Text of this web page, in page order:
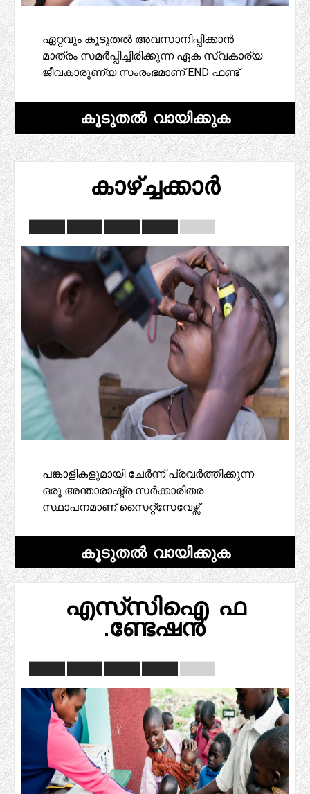
ഏറ്റവും കൂടുതൽ അവസാനിപ്പിക്കാൻ
മാത്രം സമർപ്പിച്ചിരിക്കുന്ന ഏക സ്വകാര്യ
ജീവകാരുണ്യ സംരംഭമാണ് END ഫണ്ട്
കൂടുതൽ വായിക്കുക
കാഴ്ച്ചക്കാർ
പങ്കാളികളുമായി ചേർന്ന് പ്രവർത്തിക്കുന്ന
ഒരു അന്താരാഷ്ട്ര സർക്കാരിതര
സ്ഥാപനമാണ് സൈറ്റ്സേവേഴ്സ്
കൂടുതൽ വായിക്കുക
എസ്‌സി‌ഐ ഫ
.ണ്ടേഷൻ